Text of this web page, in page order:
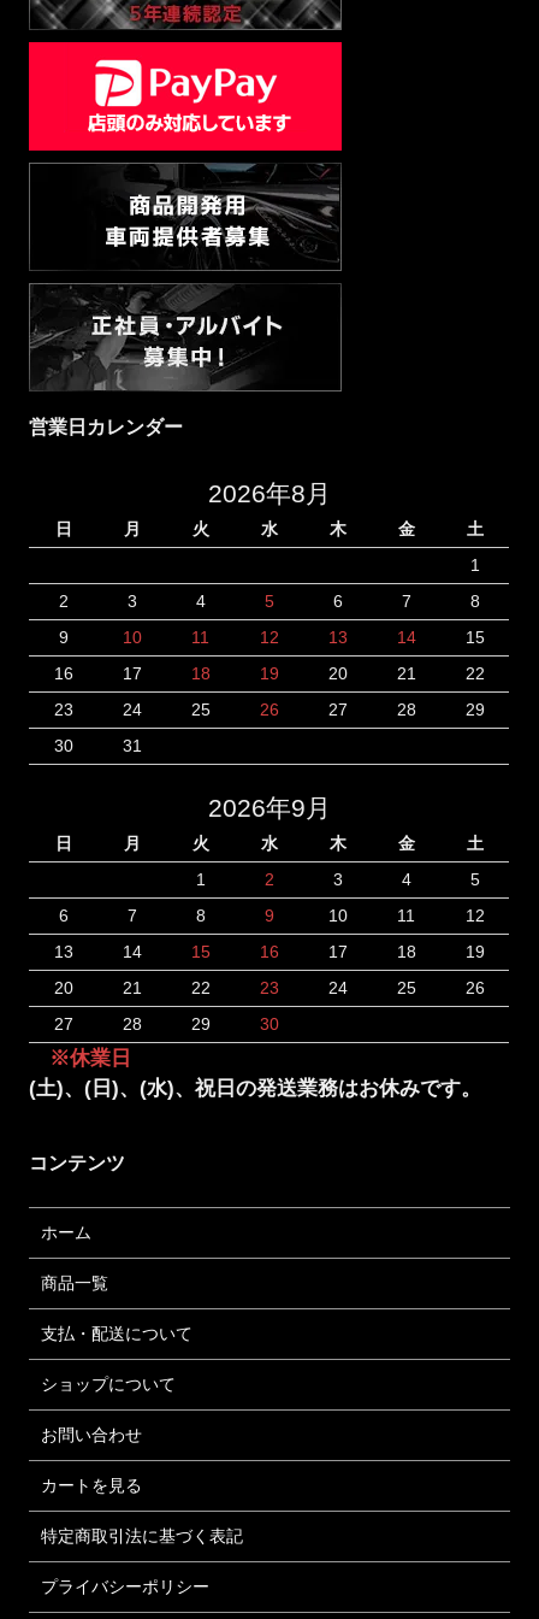
営業日カレンダー
2026年8月
日 月 火 水 木 金
土
1
2
3 4 5 6 7
8
9
10 11 12 13 14
15
16
17 18 19 20 21
22
23
24 25 26 27 28
29
30
31
2026年9月
日 月 火 水 木 金
土
1
2 3 4
5
6
7 8 9 10 11
12
13
14 15 16 17 18
19
20
21 22 23 24 25
26
27
28 29 30
※休業日
(土)、(日)、(水)、祝日の発送業務はお休みです。
コンテンツ
ホーム
商品一覧
支払・配送について
ショップについて
お問い合わせ
カートを見る
特定商取引法に基づく表記
プライバシーポリシー